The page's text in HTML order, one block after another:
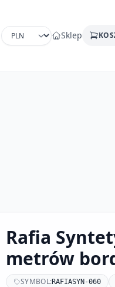
Sklep
Rafia
metrów
SYMBOL:RAFIASYN-060